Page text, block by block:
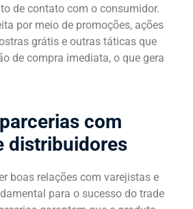
de contato com o consumidor.
por meio de promoções, ações
grátis e outras táticas que
de compra imediata, o que gera
com
distribuidores
boas relações com varejistas e
para o sucesso do trade